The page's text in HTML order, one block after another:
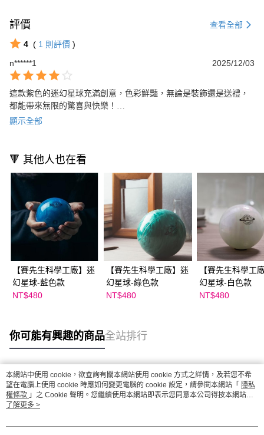
評價 查看全部
4 ( 1 則評價 )
n******1
2025/12/03
這款紫色的迷幻星球充滿創意，色彩鮮豔，無論是裝飾還是送禮，
都能帶來無限的驚喜與快樂！
不過有一點變形，不是完整圓形。
顯示全部
🔻 其他人也在看
【賽先生科學工廠】迷
幻星球-藍色款
NT$480
【賽先生科學工廠】迷
幻星球-綠色款
NT$480
【賽先生科學工
幻星球-白色款
NT$480
你可能有興趣的商品全站排行
熱門標籤
本網站中使用 cookie，欲查詢有關本網站使用 cookie 方式之詳情，及若您不希
望在電腦上使用 cookie 時應如何變更電腦的 cookie 設定，請參閱本網站「 隱私
權條款 」之 Cookie 聲明。您繼續使用本網站即表示您同意本公司得按本網站使
用條款之 Cookie 聲明使用 cookie。
了解更多 >